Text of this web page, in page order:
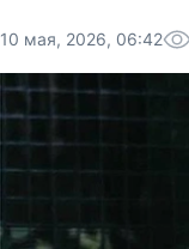
10 мая, 2026, 06:42